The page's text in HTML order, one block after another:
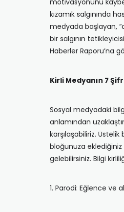
motivasyonunu
kızamık salgınında
medyada başlayan,
bir salgının
Haberler Raporu’na
Kirli Medyanın 7
Sosyal medyadaki
anlamından
karşılaşabiliriz.
bloğunuza eklediğiniz
gelebilirsiniz. Bilgi
1. Parodi: Eğlence ve